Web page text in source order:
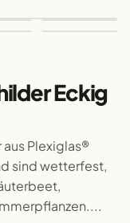
Eckig
Plexiglas®
sind wetterfest,